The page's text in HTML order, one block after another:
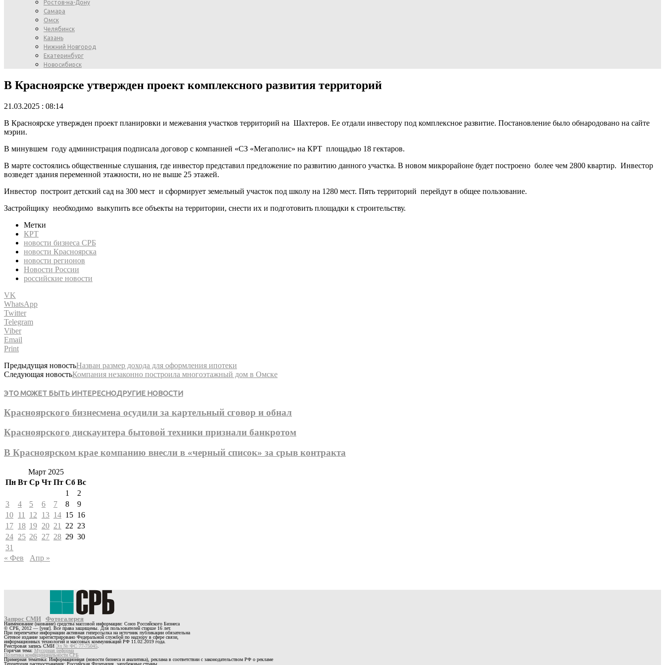
Ростов-на-Дону
Самара
Омск
Челябинск
Казань
Нижний Новгород
Екатеринбург
Новосибирск
В Красноярске утвержден проект комплексного развития территорий
21.03.2025 : 08:14
В Красноярске утвержден проект планировки и межевания участков территорий на Шахтеров. Ее отдали инвестору под комплексное развитие. Постановление было обнародовано на сайте
мэрии.
В минувшем году администрация подписала договор с компанией «СЗ «Мегаполис» на КРТ площадью 18 гектаров.
В марте состоялись общественные слушания, где инвестор представил предложение по развитию данного участка. В новом микрорайоне будет построено более чем 2800 квартир. Инвестор
возведет здания переменной этажности, но не выше 25 этажей.
Инвестор построит детский сад на 300 мест и сформирует земельный участок под школу на 1280 мест. Пять территорий перейдут в общее пользование.
Застройщику необходимо выкупить все объекты на территории, снести их и подготовить площадки к строительству.
Метки
КРТ
новости бизнеса СРБ
новости Красноярска
новости регионов
Новости России
российские новости
VK
WhatsApp
Twitter
Telegram
Viber
Email
Print
Предыдущая новостьНазван размер дохода для оформления ипотеки
Следующая новостьКомпания незаконно построила многоэтажный дом в Омске
ЭТО МОЖЕТ БЫТЬ ИНТЕРЕСНОДРУГИЕ НОВОСТИ
Красноярского бизнесмена осудили за картельный сговор и обнал
Красноярского дискаунтера бытовой техники признали банкротом
В Красноярском крае компанию внесли в «черный список» за срыв контракта
Март 2025
Пн Вт Ср Чт Пт Сб Вс
1
2
3
4 5 6 7 8
9
10 11 12 13 14 15 16
17 18 19 20 21 22 23
24 25 26 27 28 29 30
31
« Фев
Апр »
Запрос СМИ Фотогалерея
Наименование (название) средства массовой информации: Союз Российского Бизнеса
© СРБ, 2012 — [year]. Все права защищены. Для пользователей старше 16 лет.
При перепечатке информации активная гиперссылка на источник публикации обязательна
Сетевое издание зарегистрировано Федеральной службой по надзору в сфере связи,
информационных технологий и массовых коммуникаций РФ 11.02.2019 года.
Реестровая запись СМИ Эл № ФС 77-75045
Горячая тема: Мусорная реформа
Политика конфиденциальности СРБ
Примерная тематика: Информационная (новости бизнеса и аналитика), реклама в соответствии с законодательством РФ о рекламе
Территория распространения: Российская Федерация, зарубежные страны